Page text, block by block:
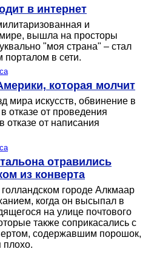
в интернет
и
вышла на просторы
"моя страна" – стал
в сети.
которая молчит
мира искусств, обвинение в
отказе от проведения
отказе от написания
отравились
из конверта
городе Алкмаар
когда он высыпал в
на улице почтового
также соприкасались с
содержавшим порошок,
плохо.